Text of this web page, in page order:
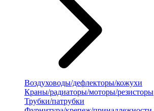
Воздуховоды/дефлекторы/кожухи
Краны/радиаторы/моторы/резисторы
Трубки/патрубки